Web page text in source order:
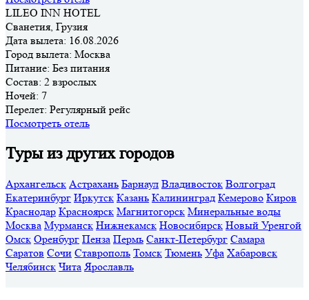
LILEO INN HOTEL
Сванетия, Грузия
Дата вылета: 16.08.2026
Город вылета: Москва
Питание: Без питания
Состав: 2 взрослых
Ночей: 7
Перелет: Регулярный рейс
Посмотреть отель
Туры из других городов
Архангельск Астрахань Барнаул Владивосток Волгоград
Екатеринбург Иркутск Казань Калининград Кемерово Киров
Краснодар Красноярск Магнитогорск Минеральные воды
Москва Мурманск Нижнекамск Новосибирск Новый Уренгой
Омск Оренбург Пенза Пермь Санкт-Петербург Самара
Саратов Сочи Ставрополь Томск Тюмень Уфа Хабаровск
Челябинск Чита Ярославль